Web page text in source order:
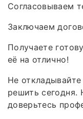
Согласовываем
Заключаем
Получаете
её на отлично!
Не
решить
доверьтесь